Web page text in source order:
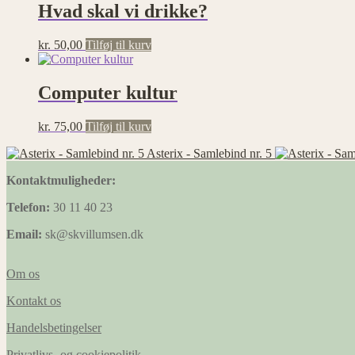
Hvad skal vi drikke?
kr. 50,00 Tilføj til kurv
Computer kultur
kr. 75,00 Tilføj til kurv
Asterix - Samlebind nr. 5
Kontaktmuligheder:
Telefon: 30 11 40 23
Email: sk@skvillumsen.dk
Om os
Kontakt os
Handelsbetingelser